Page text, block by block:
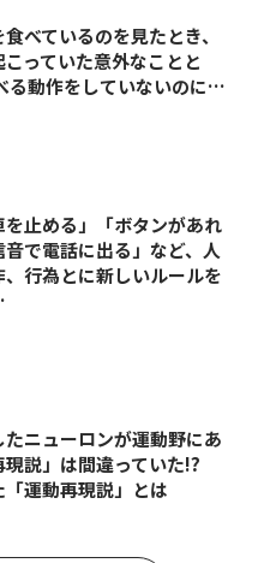
べているのを見たとき、
っていた意外なことと
る動作をしていないのに…
を止める」「ボタンがあれ
で電話に出る」など、人
行為とに新しいルールを
ニューロンが運動野にあ
現説」は間違っていた!?
運動再現説」とは